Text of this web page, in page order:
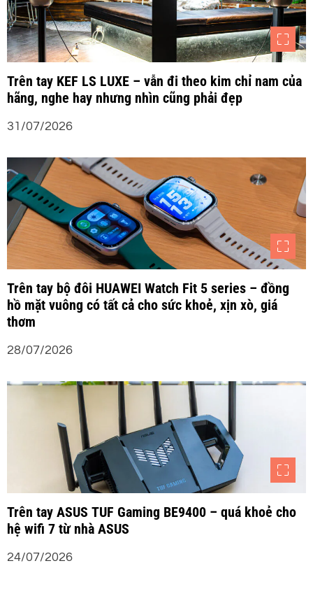
Trên tay KEF LS LUXE – vẫn đi theo kim chỉ nam của
hãng, nghe hay nhưng nhìn cũng phải đẹp
31/07/2026
Trên tay bộ đôi HUAWEI Watch Fit 5 series – đồng
hồ mặt vuông có tất cả cho sức khoẻ, xịn xò, giá
thơm
28/07/2026
Trên tay ASUS TUF Gaming BE9400 – quá khoẻ cho
hệ wifi 7 từ nhà ASUS
24/07/2026